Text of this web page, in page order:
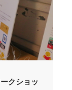
クショッ